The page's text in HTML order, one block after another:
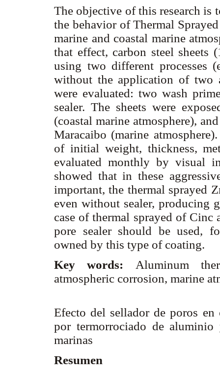
The objective of this research is
the behavior of Thermal
marine and coastal marine
that effect, carbon steel
using two different processes
without the application of two
were evaluated: two wash
sealer. The sheets were
(coastal marine atmosphere),
Maracaibo (marine
of initial weight, thickness,
evaluated monthly by visual
showed that in these
important, the thermal sprayed
even without sealer, producing
case of thermal sprayed of Cinc
pore sealer should be used,
owned by this type of coating.
Key words: Aluminum
atmospheric corrosion, marine
Efecto del sellador de poros
por termorrociado de
marinas
Resumen